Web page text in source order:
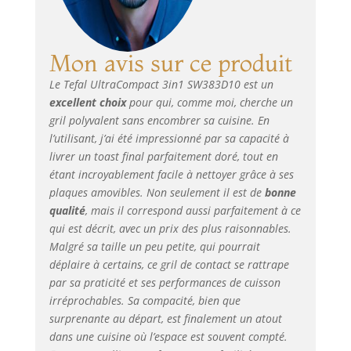
compatibles lave-
vaisselle, le
d'enfant
RÉPARABILITÉ 15
ANS AU JUSTE PRIX :
Engagement de
réparabilité 15 ans
au juste prix grâce à
notre réseau de
6200 réparateurs
dans le monde,
pour contribuer à la
protection de
l’environnement et à
la réduction des
déchets RAPIDE ET
PUISSANT : 700 W
pour des snacks
prêts en un temps
record PLAQUES
Mon avis sur ce produit
Le Tefal UltraCompact 3in1 SW383D10 est un
excellent choixpour qui, comme moi, cherche un
gril polyvalent sans encombrer sa cuisine. En
l’utilisant, j’ai été impressionné par sa capacité à
livrer un toast final parfaitement doré, tout en
étant incroyablement facile à nettoyer grâce à ses
plaques amovibles. Non seulement il est de bonne
qualité, mais il correspond aussi parfaitement à ce
qui est décrit, avec un prix des plus raisonnables.
Malgré sa taille un peu petite, qui pourrait
déplaire à certains, ce gril de contact se rattrape
par sa praticité et ses performances de cuisson
irréprochables. Sa compacité, bien que
surprenante au départ, est finalement un atout
dans une cuisine où l’espace est souvent compté.